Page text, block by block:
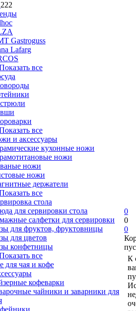
222
Gastroguss
Lafarg
все
все
и аксессуары
кухонные ножи
ножи
ножи
ножи
держатели
все
стола
для сервировки стола
салфетки для сервировки
для фруктов, фруктовницы
для цветов
конфетницы
все
для чая и кофе
кофеварки
чайники и заварники для
0
0
0
К